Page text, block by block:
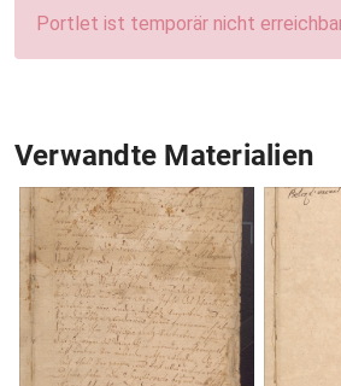
Portlet ist temporär nicht
Verwandte Materialien